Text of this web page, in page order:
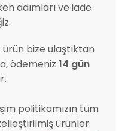
adımları ve iade
bize ulaştıktan
ödemeniz 14 gün
politikamızın tüm
ürünler